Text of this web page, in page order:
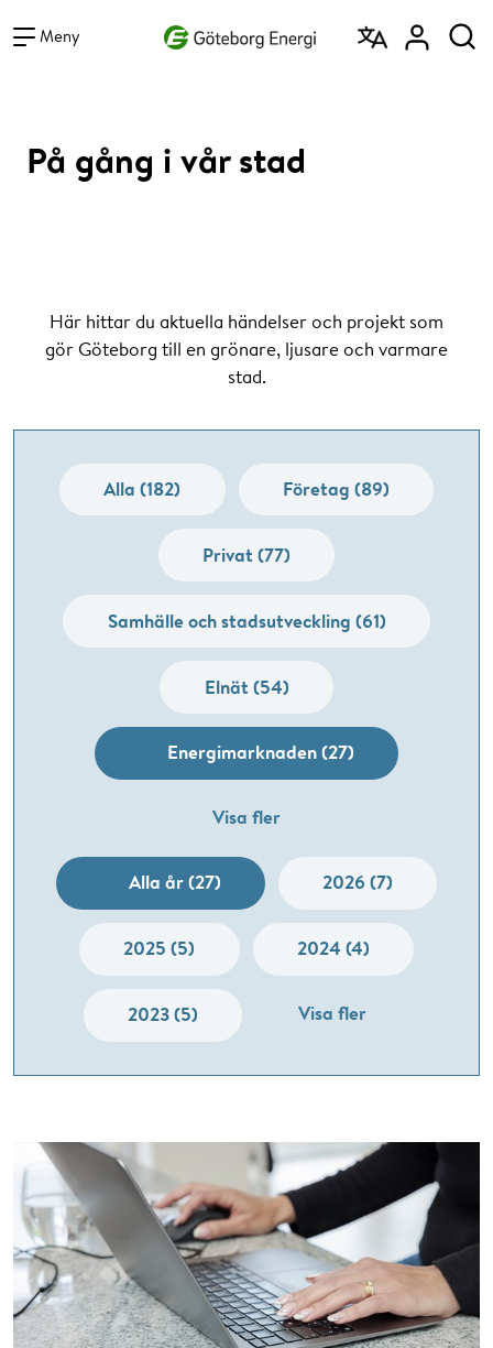
Meny
På gång i vår stad
Här hittar du aktuella händelser och projekt som
gör Göteborg till en grönare, ljusare och varmare
stad.
Alla (182) Företag (89)
Privat (77)
Samhälle och stadsutveckling (61)
Elnät (54)
Energimarknaden (27)
Visa fler
Alla år (27) 2026 (7)
2025 (5) 2024 (4)
2023 (5) Visa fler